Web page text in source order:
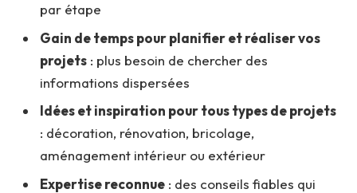
par étape
Gain de temps pour planifier et réaliser vos
projets : plus besoin de chercher des
informations dispersées
Idées et inspiration pour tous types de projets
: décoration, rénovation, bricolage,
aménagement intérieur ou extérieur
Expertise reconnue : des conseils fiables qui